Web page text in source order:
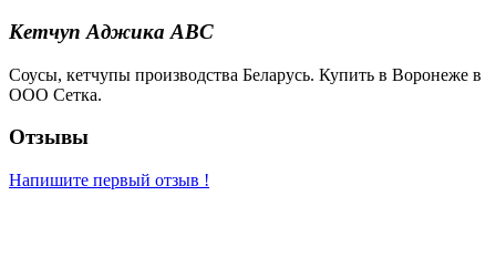
Кетчуп Аджика ABC
Соусы, кетчупы производства Беларусь. Купить в Воронеже в
ООО Сетка.
Отзывы
Напишите первый отзыв !